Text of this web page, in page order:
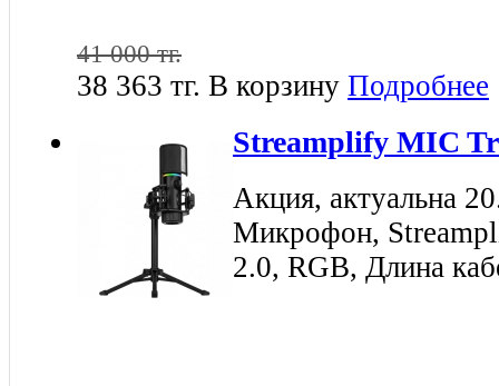
41 000 тг.
38 363 тг. В корзину Подробнее
Streamplify MIC
Акция, актуальна
Микрофон,
2.0, RGB, Длина